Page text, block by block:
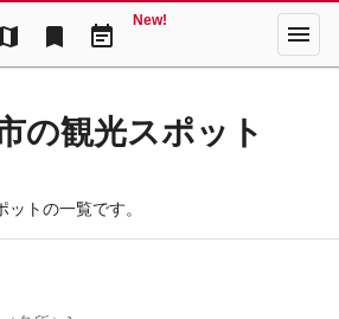
bookmark event_note
New! menu
の観光スポット
トの一覧です。